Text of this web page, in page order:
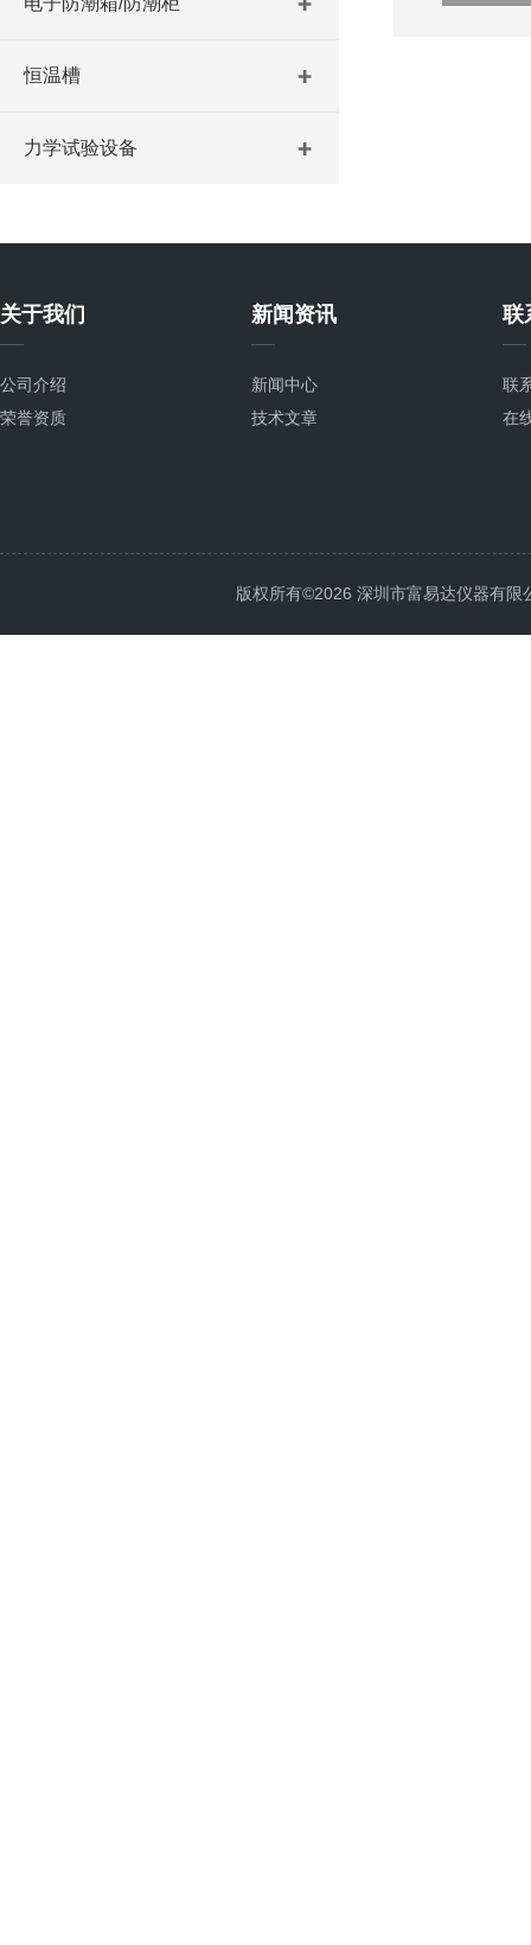
恒温槽
力学试验设备
关于我们
公司介绍
荣誉资质
新闻资讯
新闻中心
技术文章
联
联
在
版权所有©2026 深圳市富易达仪器有